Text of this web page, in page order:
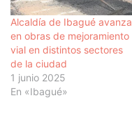
Alcaldía de Ibagué avanza
en obras de mejoramiento
vial en distintos sectores
de la ciudad
1 junio 2025
En «Ibagué»